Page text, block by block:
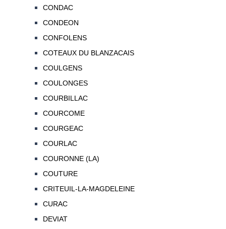
CONDAC
CONDEON
CONFOLENS
COTEAUX DU BLANZACAIS
COULGENS
COULONGES
COURBILLAC
COURCOME
COURGEAC
COURLAC
COURONNE (LA)
COUTURE
CRITEUIL-LA-MAGDELEINE
CURAC
DEVIAT